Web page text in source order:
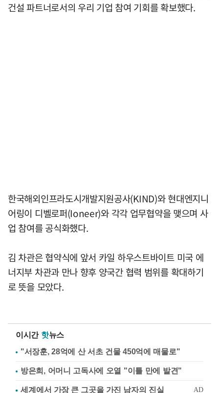
건설 파트너로서의 우리 기업 참여 기회를 확보했다.
한국해외인프라도시개발지원공사(KIND)와 현대엔지니
어링이 디벨로퍼(Ioneer)와 각각 업무협약을 맺으며 사
업 참여를 공식화했다.
김 차관은 협약식에 앞서 카일 하우스트바이트 미국 에
너지부 차관과 만나 향후 양국간 협력 범위를 확대하기
로 뜻을 모았다.
이시간 핫뉴스
"서장훈, 28억에 산 서초 건물 450억에 매물로"
방은희, 어머니 고독사에 오열 "이틀 만에 발견"